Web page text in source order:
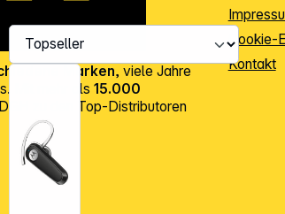
Marken, viele Jahre
Mit mehr als 15.000
zu den Top-Distributoren
Cookie-
Kontakt